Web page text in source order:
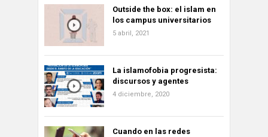
Outside the box: el islam en
los campus universitarios
5 abril, 2021
La islamofobia progresista:
discursos y agentes
4 diciembre, 2020
Cuando en las redes